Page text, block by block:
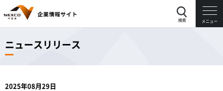
検索 メニュー
ニュースリリース
2025年08月29日